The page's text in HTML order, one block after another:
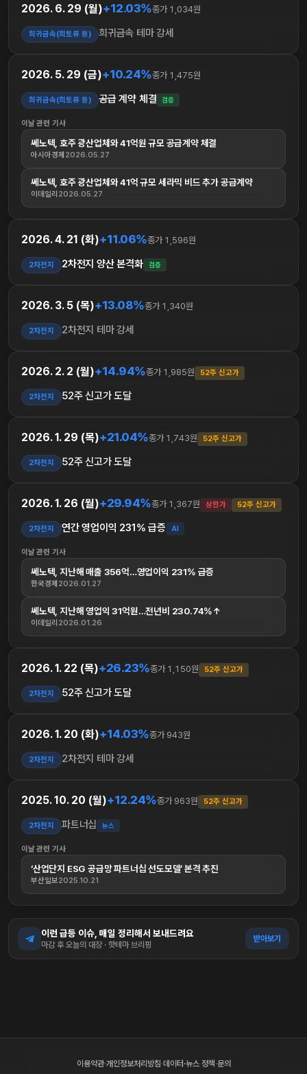
2026. 6. 29 (월)+12.03%종가 1,034원
희귀금속(희토류 등) 희귀금속 테마 강세
2026. 5. 29 (금)+10.24%종가 1,475원
희귀금속(희토류 등) 공급 계약 체결 검증
이날 관련 기사
쎄노텍, 호주 광산업체와 41억원 규모 공급계약 체결
아시아경제 2026.05.27
쎄노텍, 호주 광산업체와 41억 규모 세라믹 비드 추가 공급계약
이데일리 2026.05.27
2026. 4. 21 (화)+11.06%종가 1,596원
2차전지 2차전지 양산 본격화 검증
2026. 3. 5 (목)+13.08%종가 1,340원
2차전지 2차전지 테마 강세
2026. 2. 2 (월)+14.94%종가 1,985원 52주 신고가
2차전지 52주 신고가 도달
2026. 1. 29 (목)+21.04%종가 1,743원 52주 신고가
2차전지 52주 신고가 도달
2026. 1. 26 (월)+29.94%종가 1,367원 상한가 52주 신고가
2차전지 연간 영업이익 231% 급증 AI
이날 관련 기사
쎄노텍, 지난해 매출 356억…영업이익 231% 급증
한국경제 2026.01.27
쎄노텍, 지난해 영업익 31억원…전년비 230.74%↑
이데일리 2026.01.26
2026. 1. 22 (목)+26.23%종가 1,150원 52주 신고가
2차전지 52주 신고가 도달
2026. 1. 20 (화)+14.03%종가 943원
2차전지 2차전지 테마 강세
2025. 10. 20 (월)+12.24%종가 963원 52주 신고가
2차전지 파트너십 뉴스
이날 관련 기사
‘산업단지 ESG 공급망 파트너십 선도모델’ 본격 추진
부산일보2025.10.21
이런 급등 이슈, 매일 정리해서 보내드려요
마감 후 오늘의 대장 · 핫테마 브리핑
받아보기
이용약관·개인정보처리방침·데이터·뉴스 정책·문의